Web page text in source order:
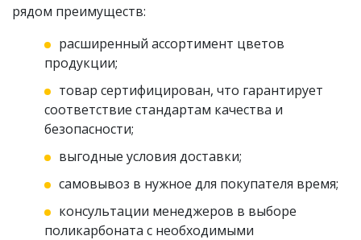
рядом преимуществ:
расширенный ассортимент цветов
продукции;
товар сертифицирован, что гарантирует
соответствие стандартам качества и
безопасности;
выгодные условия доставки;
самовывоз в нужное для покупателя время;
консультации менеджеров в выборе
поликарбоната с необходимыми